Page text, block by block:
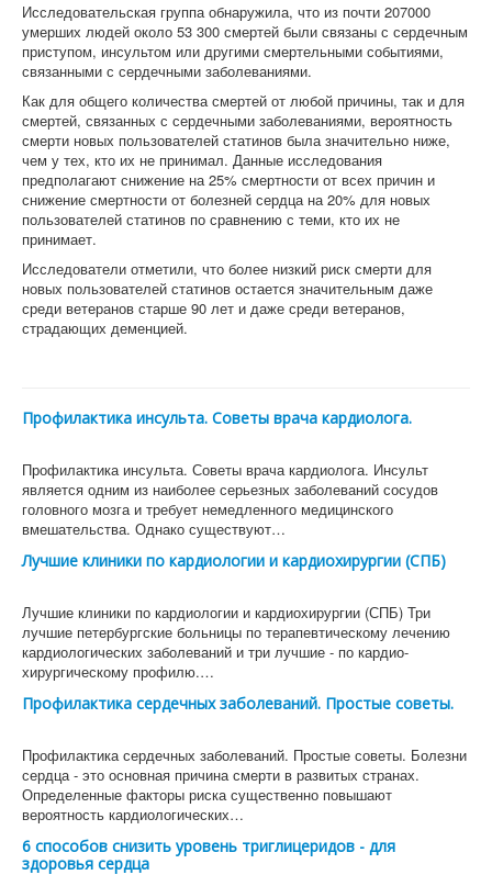
Исследовательская группа обнаружила, что из почти 207000
умерших людей около 53 300 смертей были связаны с сердечным
приступом, инсультом или другими смертельными событиями,
связанными с сердечными заболеваниями.
Как для общего количества смертей от любой причины, так и для
смертей, связанных с сердечными заболеваниями, вероятность
смерти новых пользователей статинов была значительно ниже,
чем у тех, кто их не принимал. Данные исследования
предполагают снижение на 25% смертности от всех причин и
снижение смертности от болезней сердца на 20% для новых
пользователей статинов по сравнению с теми, кто их не
принимает.
Исследователи отметили, что более низкий риск смерти для
новых пользователей статинов остается значительным даже
среди ветеранов старше 90 лет и даже среди ветеранов,
страдающих деменцией.
Профилактика инсульта. Советы врача кардиолога.
Профилактика инсульта. Советы врача кардиолога. Инсульт
является одним из наиболее серьезных заболеваний сосудов
головного мозга и требует немедленного медицинского
вмешательства. Однако существуют…
Лучшие клиники по кардиологии и кардиохирургии (СПБ)
Лучшие клиники по кардиологии и кардиохирургии (СПБ) Три
лучшие петербургские больницы по терапевтическому лечению
кардиологических заболеваний и три лучшие - по кардио-
хирургическому профилю.…
Профилактика сердечных заболеваний. Простые советы.
Профилактика сердечных заболеваний. Простые советы. Болезни
сердца - это основная причина смерти в развитых странах.
Определенные факторы риска существенно повышают
вероятность кардиологических…
6 способов снизить уровень триглицеридов - для
здоровья сердца